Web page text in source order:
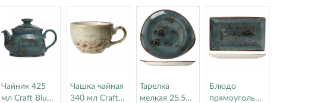
Чайник 425
мл Craft Blue
Чашка чайная
340 мл Craft
Тарелка
мелкая 25.5
Блюдо
прямоугольно